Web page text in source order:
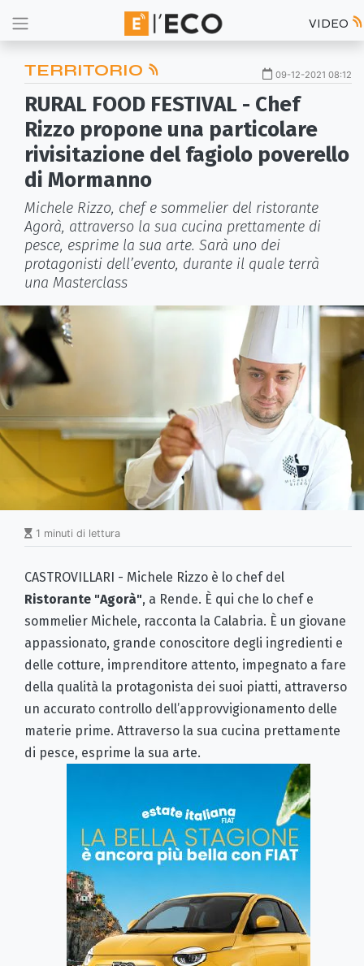
VIDEO
TERRITORIO 09-12-2021 08:12
RURAL FOOD FESTIVAL - Chef
Rizzo propone una particolare
rivisitazione del fagiolo poverello
di Mormanno
Michele Rizzo, chef e sommelier del ristorante
Agorà, attraverso la sua cucina prettamente di
pesce, esprime la sua arte. Sarà uno dei
protagonisti dell’evento, durante il quale terrà
una Masterclass
1 minuti di lettura
CASTROVILLARI - Michele Rizzo è lo chef del
Ristorante "Agorà", a Rende. È qui che lo chef e
sommelier Michele, racconta la Calabria. È un giovane
appassionato, grande conoscitore degli ingredienti e
delle cotture, imprenditore attento, impegnato a fare
della qualità la protagonista dei suoi piatti, attraverso
un accurato controllo dell’approvvigionamento delle
materie prime. Attraverso la sua cucina prettamente
di pesce, esprime la sua arte.